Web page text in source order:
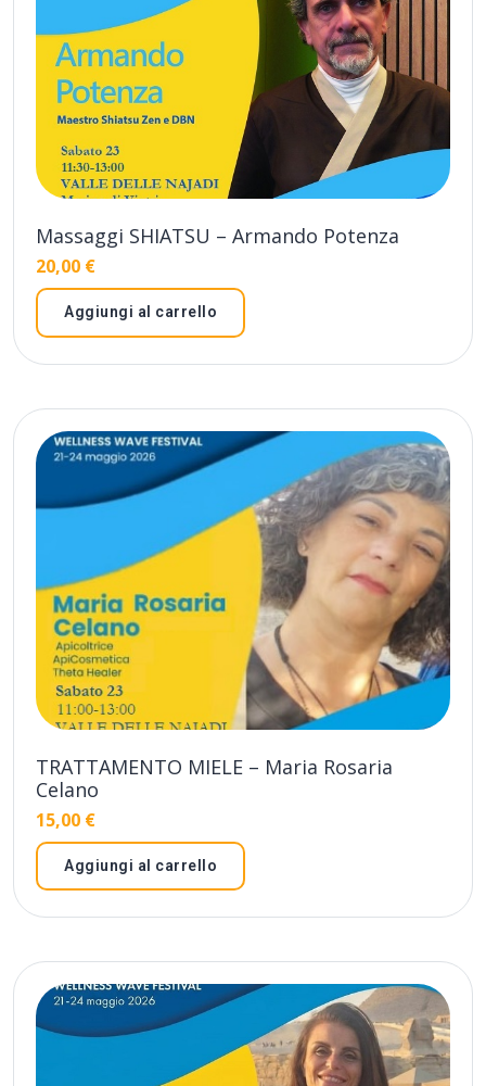
Massaggi SHIATSU – Armando Potenza
20,00 €
Aggiungi al carrello
TRATTAMENTO MIELE – Maria Rosaria
Celano
15,00 €
Aggiungi al carrello